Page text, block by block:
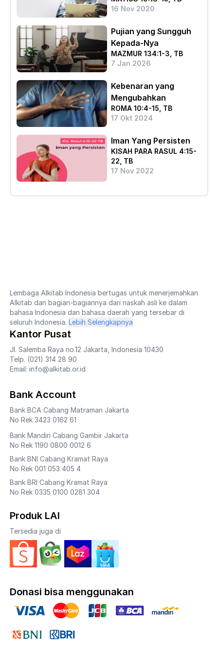
16 Nov 2020
Pujian yang Sungguh
Kepada-Nya
MAZMUR 134:1-3, TB
7 Jan 2026
Kebenaran yang
Mengubahkan
ROMA 10:4-15, TB
17 Okt 2024
Iman Yang Persisten
KISAH PARA RASUL 4:15-
22, TB
17 Nov 2022
Lembaga Alkitab Indonesia bertugas untuk menerjemahkan
Alkitab dan bagian-bagiannya dari naskah asli ke dalam
bahasa Indonesia dan bahasa daerah yang tersebar di
seluruh Indonesia. Lebih Selengkapnya
Kantor Pusat
Jl. Salemba Raya no.12 Jakarta, Indonesia 10430
Telp. (021) 314 28 90
Email: info@alkitab.or.id
Bank Account
Bank BCA Cabang Matraman Jakarta
No Rek 3423 0162 61
Bank Mandiri Cabang Gambir Jakarta
No Rek 1190 0800 0012 6
Bank BNI Cabang Kramat Raya
No Rek 001 053 405 4
Bank BRI Cabang Kramat Raya
No Rek 0335 0100 0281 304
Produk LAI
Tersedia juga di
Donasi bisa menggunakan